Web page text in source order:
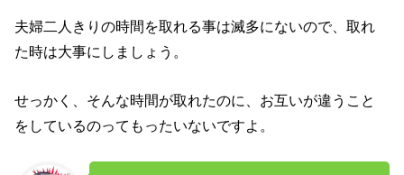
夫婦二人きりの時間を取れる事は滅多にないので、取れ
た時は大事にしましょう。
せっかく、そんな時間が取れたのに、お互いが違うこと
をしているのってもったいないですよ。